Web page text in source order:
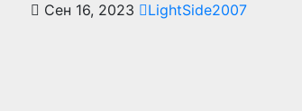
Сен 16, 2023 LightSide2007